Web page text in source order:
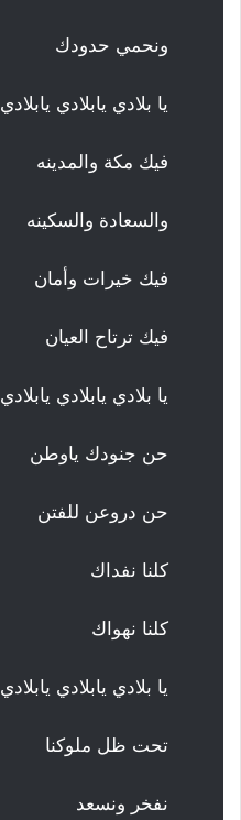
ونحمي حدودك
يا بلادي يابلادي يابلادي
فيك مكة والمدينه
والسعادة والسكينه
فيك خيرات وأمان
فيك ترتاح العيان
يا بلادي يابلادي يابلادي
حن جنودك ياوطن
حن دروعن للفتن
كلنا نفداك
كلنا نهواك
يا بلادي يابلادي يابلادي
تحت ظل ملوكنا
نفخر ونسعد